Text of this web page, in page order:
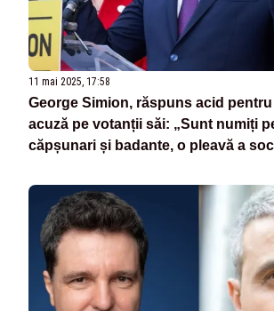
11 mai 2025, 17:58
George Simion, răspuns acid pentru cei care îi
acuză pe votanții săi: „Sunt numiți
căpșunari și badante, o pleavă a